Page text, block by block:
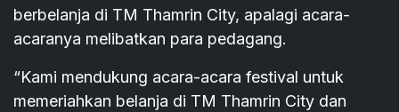
berbelanja di TM Thamrin City, apalagi acara-
acaranya melibatkan para pedagang.
“Kami mendukung acara-acara festival untuk
memeriahkan belanja di TM Thamrin City dan